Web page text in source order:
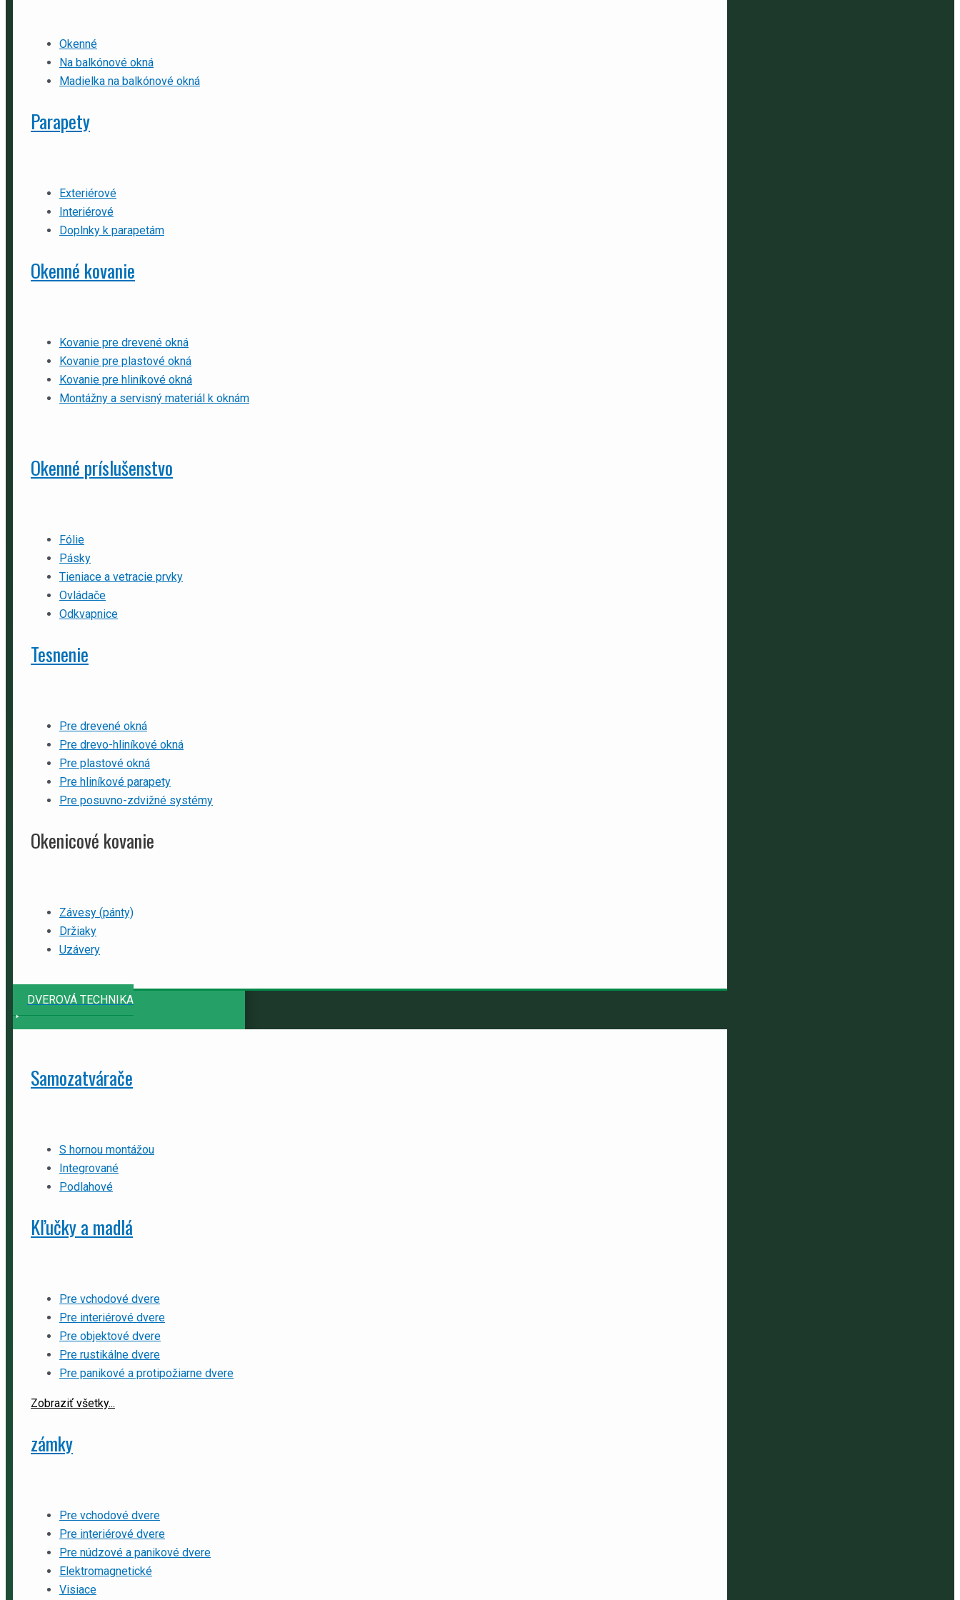
Okenné
Na balkónové okná
Madielka na balkónové okná
Parapety
Exteriérové
Interiérové
Doplnky k parapetám
Okenné kovanie
Kovanie pre drevené okná
Kovanie pre plastové okná
Kovanie pre hliníkové okná
Montážny a servisný materiál k oknám
Okenné príslušenstvo
Fólie
Pásky
Tieniace a vetracie prvky
Ovládače
Odkvapnice
Tesnenie
Pre drevené okná
Pre drevo-hliníkové okná
Pre plastové okná
Pre hliníkové parapety
Pre posuvno-zdvižné systémy
Okenicové kovanie
Závesy (pánty)
Držiaky
Uzávery
DVEROVÁ TECHNIKA
Samozatvárače
S hornou montážou
Integrované
Podlahové
Kľučky a madlá
Pre vchodové dvere
Pre interiérové dvere
Pre objektové dvere
Pre rustikálne dvere
Pre panikové a protipožiarne dvere
Zobraziť všetky...
zámky
Pre vchodové dvere
Pre interiérové dvere
Pre núdzové a panikové dvere
Elektromagnetické
Visiace